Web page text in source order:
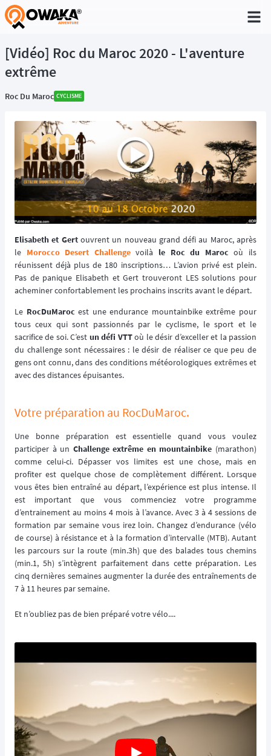
®
[Vidéo] Roc du Maroc 2020 - L'aventure
extrême
Roc Du Maroc CYCLISME
Elisabeth et Gertouvrent un nouveau grand défi au Maroc, après
le Morocco Desert Challengevoilà le Roc du Maroc où ils
réunissent déjà plus de 180 inscriptions… L’avion privé est plein.
Pas de panique Elisabeth et Gert trouveront LES solutions pour
acheminer confortablement les prochains inscrits avant le départ.
Le RocDuMarocest une endurance mountainbike extrême pour
tous ceux qui sont passionnés par le cyclisme, le sport et le
sacrifice de soi. C’est un défi VTToù le désir d’exceller et la passion
du challenge sont nécessaires : le désir de réaliser ce que peu de
gens ont connu, dans des conditions météorologiques extrêmes et
avec des distances épuisantes.
Votre préparation au RocDuMaroc.
Une bonne préparation est essentielle quand vous voulez
participer à un Challenge extrême en mountainbike (marathon)
comme celui-ci. Dépasser vos limites est une chose, mais en
profiter est quelque chose de complètement différent. Lorsque
vous êtes bien entraîné au départ, l’expérience est plus intense. Il
est important que vous commenciez votre programme
d’entrainement au moins 4 mois à l’avance. Avec 3 à 4 sessions de
formation par semaine vous irez loin. Changez d’endurance (vélo
de course) à résistance et à la formation d’intervalle (MTB). Autant
les parcours sur la route (min.3h) que des balades tous chemins
(min.1, 5h) s’intègrent parfaitement dans cette préparation. Les
cinq dernières semaines augmenter la durée des entraînements de
7 à 11 heures par semaine.
Et n’oubliez pas de bien préparé votre vélo....